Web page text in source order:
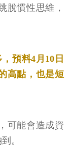
脫慣性思維，
預料4月10日
高點，也是短
可能會造成資
。